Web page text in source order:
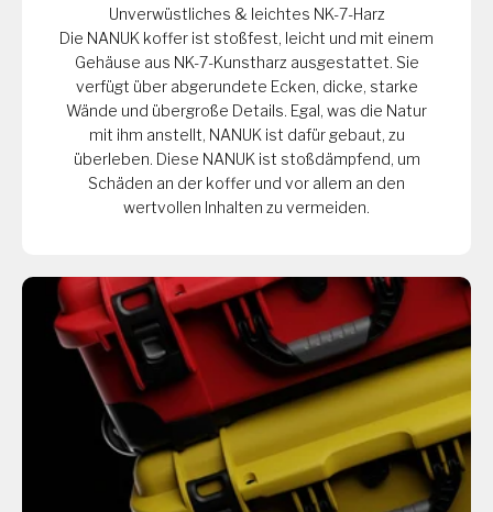
Unverwüstliches & leichtes NK-7-Harz
Die NANUK koffer ist stoßfest, leicht und mit einem
Gehäuse aus NK-7-Kunstharz ausgestattet. Sie
verfügt über abgerundete Ecken, dicke, starke
Wände und übergroße Details. Egal, was die Natur
mit ihm anstellt, NANUK ist dafür gebaut, zu
überleben. Diese NANUK ist stoßdämpfend, um
Schäden an der koffer und vor allem an den
wertvollen Inhalten zu vermeiden.